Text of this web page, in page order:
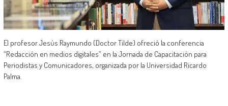
El profesor Jesús Raymundo (Doctor Tilde) ofreció la conferencia
“Redacción en medios digitales” en la Jornada de Capacitación para
Periodistas y Comunicadores, organizada por la Universidad Ricardo
Palma.